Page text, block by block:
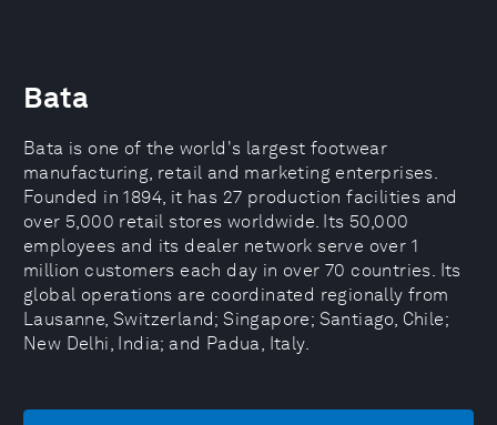
Bata
Bata is one of the world's largest footwear
manufacturing, retail and marketing enterprises.
Founded in 1894, it has 27 production facilities and
over 5,000 retail stores worldwide. Its 50,000
employees and its dealer network serve over 1
million customers each day in over 70 countries. Its
global operations are coordinated regionally from
Lausanne, Switzerland; Singapore; Santiago, Chile;
New Delhi, India; and Padua, Italy.